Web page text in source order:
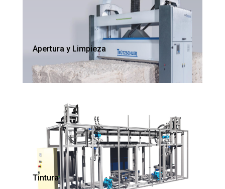
Apertura y Limpieza
Tintura